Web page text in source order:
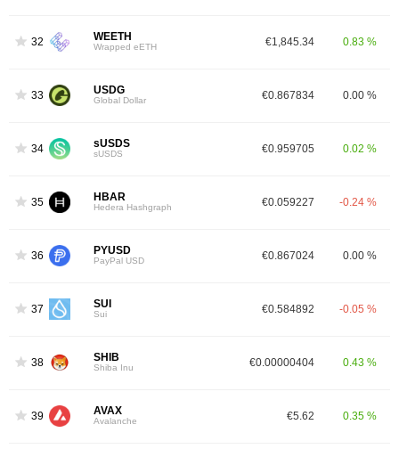
32 WEETH
Wrapped eETH €1,845.34 0.83 %
33 USDG
Global Dollar €0.867834 0.00 %
34 sUSDS
sUSDS €0.959705 0.02 %
35 HBAR
Hedera Hashgraph €0.059227 -0.24 %
36 PYUSD
PayPal USD €0.867024 0.00 %
37 SUI
Sui €0.584892 -0.05 %
38 SHIB
Shiba Inu €0.00000404 0.43 %
39 AVAX
Avalanche €5.62 0.35 %